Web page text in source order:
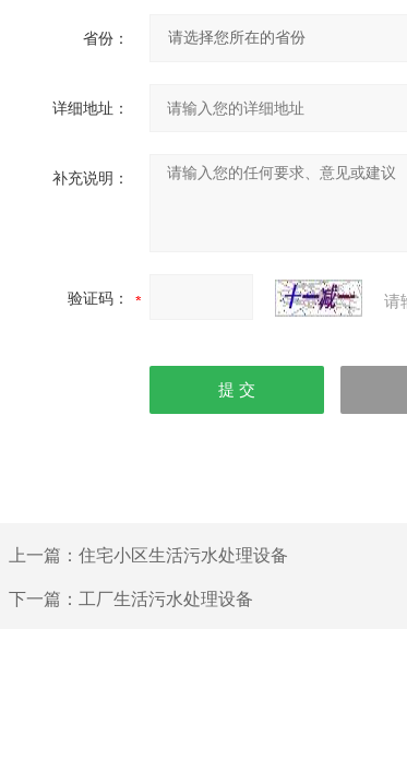
省份：
详细地址：
补充说明：
验证码： 请
上一篇： 住宅小区生活污水处理设备
下一篇： 工厂生活污水处理设备